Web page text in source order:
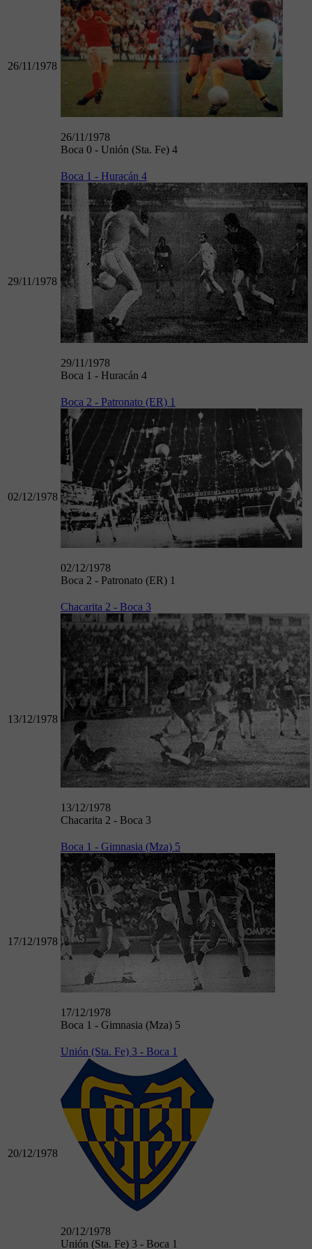
26/11/1978
26/11/1978
Boca 0 - Unión (Sta. Fe) 4
29/11/1978
Boca 1 - Huracán 4
29/11/1978
Boca 1 - Huracán 4
02/12/1978
Boca 2 - Patronato (ER) 1
02/12/1978
Boca 2 - Patronato (ER) 1
13/12/1978
Chacarita 2 - Boca 3
13/12/1978
Chacarita 2 - Boca 3
17/12/1978
Boca 1 - Gimnasia (Mza) 5
17/12/1978
Boca 1 - Gimnasia (Mza) 5
20/12/1978
Unión (Sta. Fe) 3 - Boca 1
20/12/1978
Unión (Sta. Fe) 3 - Boca 1